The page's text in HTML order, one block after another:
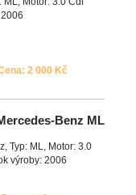
2 000 Kč
Benz ML
Typ: ML, Motor: 3.0
výroby: 2006